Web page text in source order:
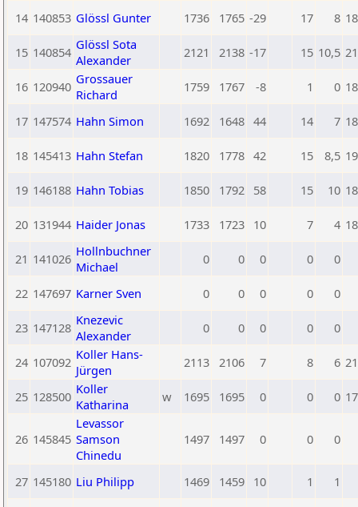
14 140853 Glössl Gunter 1736 1765 -29 17 8
15 140854 Glössl Sota
Alexander
2121 2138 -17 15 10,5
16 120940 Grossauer
Richard
1759 1767 -8 1 0
17 147574 Hahn Simon 1692 1648 44 14 7
18 145413 Hahn Stefan 1820 1778 42 15 8,5
19 146188 Hahn Tobias 1850 1792 58 15 10
20 131944 Haider Jonas 1733 1723 10 7 4
21 141026 Hollnbuchner
Michael
0 0 0 0 0
22 147697 Karner Sven 0 0 0 0 0
23 147128 Knezevic
Alexander
0 0 0 0 0
24 107092 Koller Hans-
Jürgen
2113 2106 7 8 6
25 128500 Koller
Katharina
w 1695 1695 0 0 0
26 145845
Levassor
Samson
Chinedu
1497 1497 0 0 0
27 145180 Liu Philipp 1469 1459 10 1 1